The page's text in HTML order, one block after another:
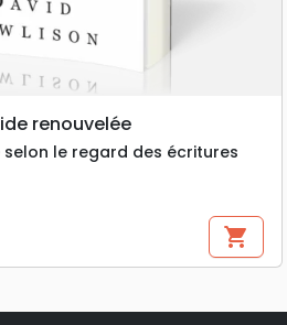
renouvelée
le regard des écritures
shopping_cart